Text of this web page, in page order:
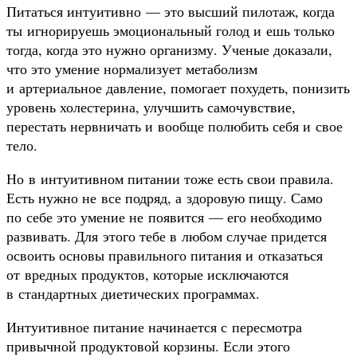
Питаться интуитивно — это высший пилотаж, когда
ты игнорируешь эмоциональный голод и ешь только
тогда, когда это нужно организму. Ученые доказали,
что это умение нормализует метаболизм
и артериальное давление, помогает похудеть, понизить
уровень холестерина, улучшить самочувствие,
перестать нервничать и вообще полюбить себя и свое
тело.
Но в интуитивном питании тоже есть свои правила.
Есть нужно не все подряд, а здоровую пищу. Само
по себе это умение не появится — его необходимо
развивать. Для этого тебе в любом случае придется
освоить основы правильного питания и отказаться
от вредных продуктов, которые исключаются
в стандартных диетических программах.
Интуитивное питание начинается с пересмотра
привычной продуктовой корзины. Если этого